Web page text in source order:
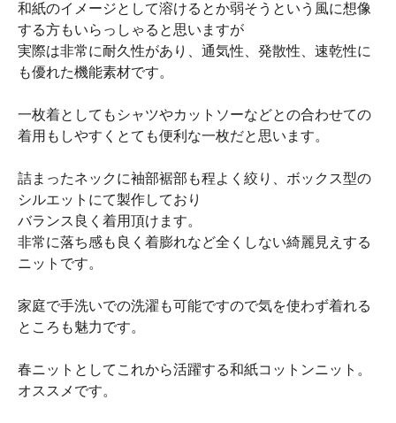
和紙のイメージとして溶けるとか弱そうという風に想像
する方もいらっしゃると思いますが
実際は非常に耐久性があり、通気性、発散性、速乾性に
も優れた機能素材です。
一枚着としてもシャツやカットソーなどとの合わせての
着用もしやすくとても便利な一枚だと思います。
詰まったネックに袖部裾部も程よく絞り、ボックス型の
シルエットにて製作しており
バランス良く着用頂けます。
非常に落ち感も良く着膨れなど全くしない綺麗見えする
ニットです。
家庭で手洗いでの洗濯も可能ですので気を使わず着れる
ところも魅力です。
春ニットとしてこれから活躍する和紙コットンニット。
オススメです。